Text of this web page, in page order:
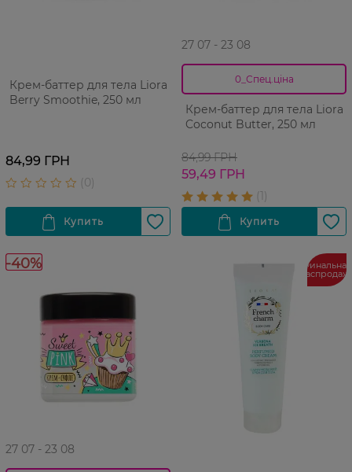
Крем-баттер для тела Liora
Berry Smoothie, 250 мл
84,99 ГРН
27 07 - 23 08
0_Спец.ціна
Крем-баттер для тела Liora
Coconut Butter, 250 мл
84,99 ГРН
59,49 ГРН
-40%
27 07 - 23 08
Финальная